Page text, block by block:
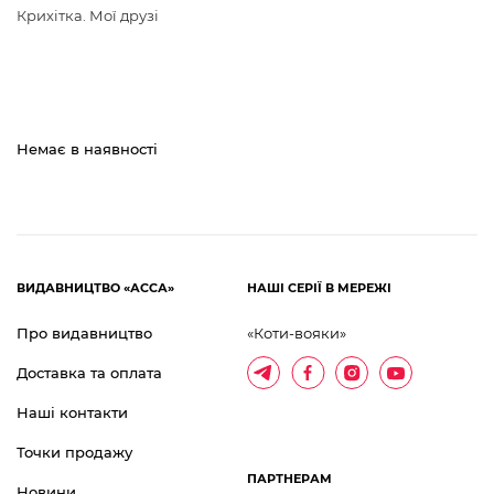
Крихітка. Мої друзі
Немає в наявності
ВИДАВНИЦТВО «АССА»
Про видавництво
Доставка та оплата
Наші контакти
Точки продажу
НАШІ СЕРІЇ В МЕРЕЖІ
«Коти-вояки»
ПАРТНЕРАМ